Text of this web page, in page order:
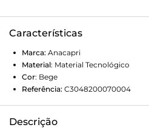
Características
Marca: Anacapri
Material: Material Tecnológico
Cor: Bege
Referência: C3048200070004
Descrição